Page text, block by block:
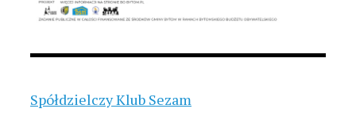
Spółdzielczy Klub Sezam